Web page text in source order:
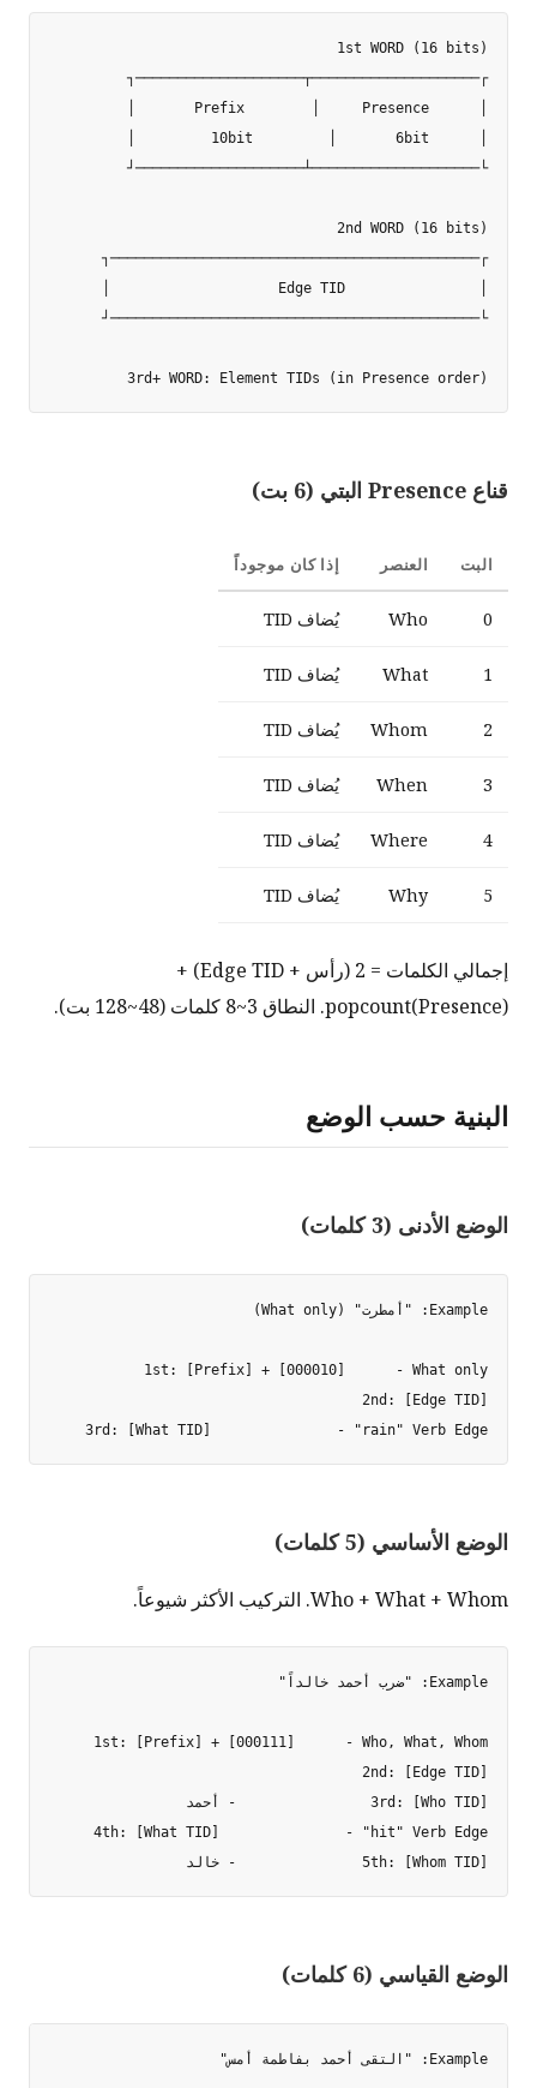
3rd+ WORD: Element TIDs (in Presence order)
قناع Presence البتي (6 بت)
البت العنصر إذا كان موجوداً
0
Who يُضاف TID
1
What يُضاف TID
2
Whom يُضاف TID
3
When يُضاف TID
4
Where يُضاف TID
5
Why يُضاف TID
إجمالي الكلمات = 2 (رأس + Edge TID) +
popcount(Presence). النطاق 3~8 كلمات (48~128 بت).
البنية حسب الوضع
الوضع الأدنى (3 كلمات)
3rd: [What TID]               - "rain" Verb Edge
الوضع الأساسي (5 كلمات)
Who + What + Whom. التركيب الأكثر شيوعاً.
5th: [Whom TID]               - خالد
الوضع القياسي (6 كلمات)